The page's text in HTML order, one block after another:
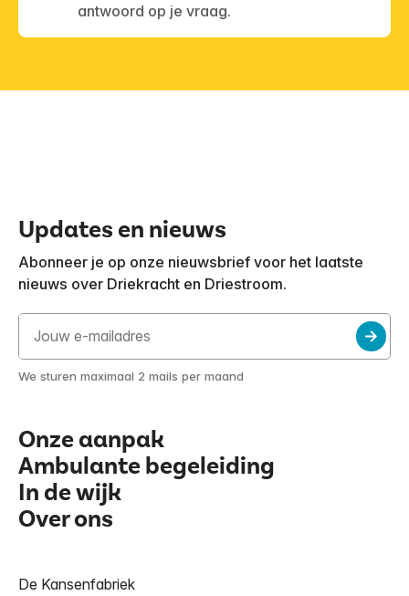
antwoord op je vraag.
Updates en nieuws
Abonneer je op onze nieuwsbrief voor het laatste
nieuws over Driekracht en Driestroom.
We sturen maximaal 2 mails per maand
Onze aanpak
Ambulante begeleiding
In de wijk
Over ons
De Kansenfabriek